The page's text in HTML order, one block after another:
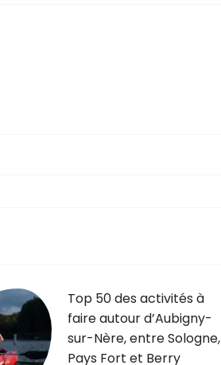
Top 50 des activités à
faire autour d’Aubigny-
sur-Nère, entre Sologne,
Pays Fort et Berry